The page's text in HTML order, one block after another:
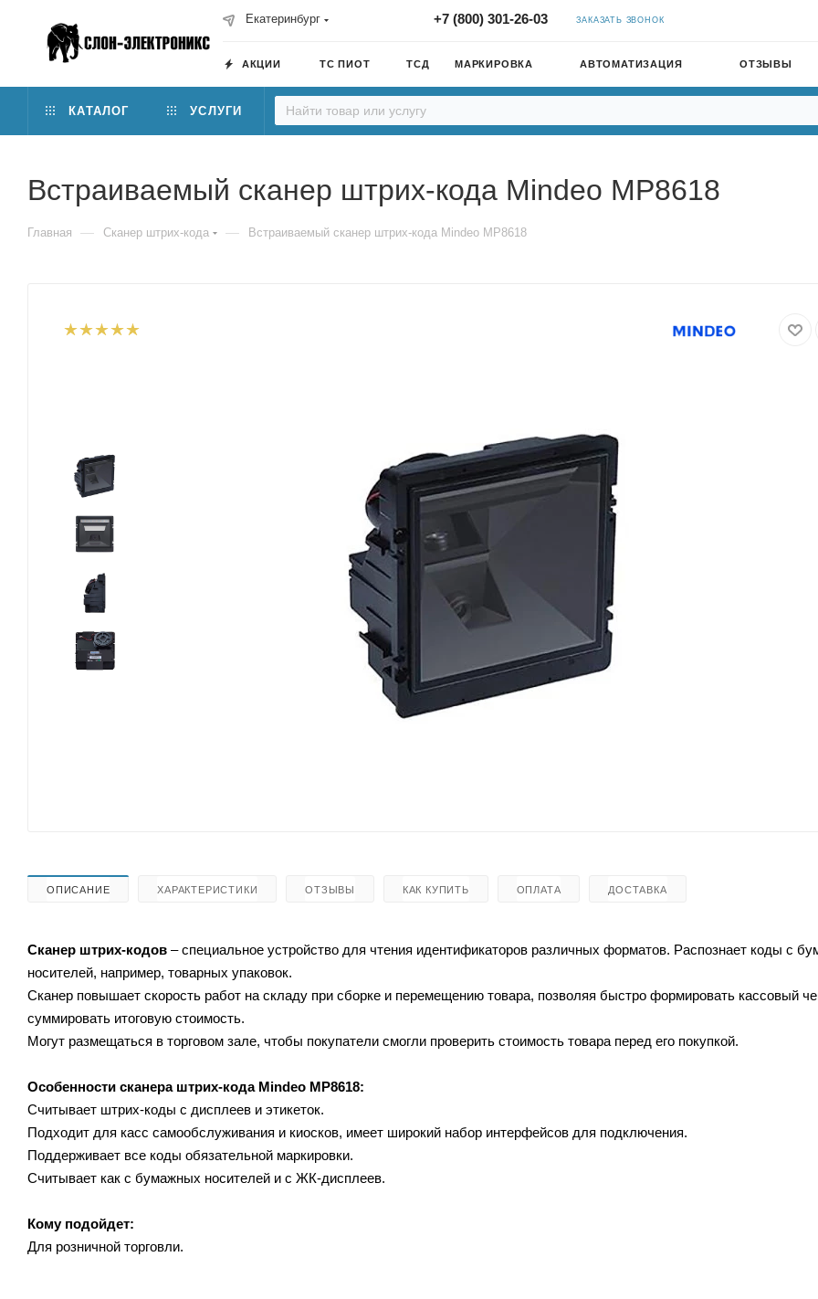
Екатеринбург +7 (800) 301-26-03 ЗАКАЗАТЬ ЗВОНОК
АКЦИИ ТС ПИОТ ТСД МАРКИРОВКА АВТОМАТИЗАЦИЯ ОТЗЫВЫ
КАТАЛОГ УСЛУГИ
Встраиваемый сканер штрих-кода Mindeo MP8618
Главная — Сканер штрих-кода — Встраиваемый сканер штрих-кода Mindeo MP8618
ОПИСАНИЕ ХАРАКТЕРИСТИКИ ОТЗЫВЫ КАК КУПИТЬ ОПЛАТА ДОСТАВКА
Сканер штрих-кодов – специальное устройство для чтения идентификаторов различных форматов. Распознает коды с
носителей, например, товарных упаковок.
Сканер повышает скорость работ на складу при сборке и перемещению товара, позволяя быстро формировать кассовый
суммировать итоговую стоимость.
Могут размещаться в торговом зале, чтобы покупатели смогли проверить стоимость товара перед его покупкой.
Особенности сканера штрих-кода Mindeo MP8618:
Считывает штрих-коды с дисплеев и этикеток.
Подходит для касс самообслуживания и киосков, имеет широкий набор интерфейсов для подключения.
Поддерживает все коды обязательной маркировки.
Считывает как с бумажных носителей и с ЖК-дисплеев.
Кому подойдет:
Для розничной торговли.